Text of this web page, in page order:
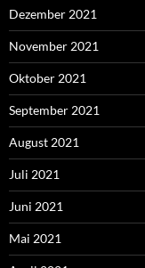
Dezember 2021
November 2021
Oktober 2021
September 2021
August 2021
Juli 2021
Juni 2021
Mai 2021